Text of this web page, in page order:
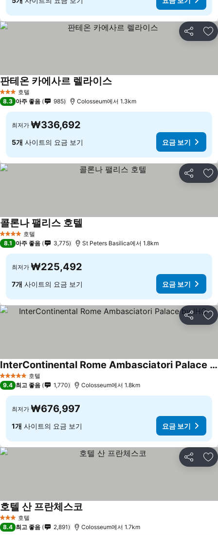
공유 즐
3 성급 호텔
판테온 카에사르 렐라이스
8.3 아주 좋음 985 Colosseum에서 1.3km
최저가 ₩336,692
5개 사이트의 요금 보기 요금 보기
공유 즐
4 성급 호텔
콜론나 팰리스 호텔
8.1 아주 좋음 3,775 St Peters Basilica에서 1.8km
최저가 ₩225,492
7개 사이트의 요금 보기 요금 보기
공유 즐
5 성급 호텔
InterContinental Rome Ambasciatori Palace by IHG
9.4 최고 좋음 1,770 Colosseum에서 1.8km
최저가 ₩676,997
1개 사이트의 요금 보기 요금 보기
공유 즐
3 성급 호텔
호텔 산 프란체스코
8.4 최고 좋음 2,891 Colosseum에서 1.7km